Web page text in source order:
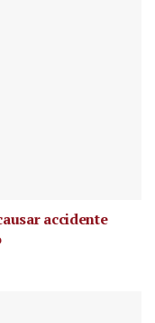
accidente